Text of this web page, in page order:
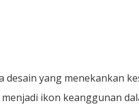
desain yang menekankan
ikon keanggunan